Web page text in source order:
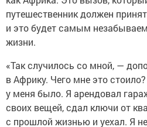
путешественник должен
и это будет самым
жизни.
«Так случилось со мной, —
в Африку. Чего мне это
у меня было. Я арендовал
своих вещей, сдал ключи от
с прошлой жизнью и уехал. Я